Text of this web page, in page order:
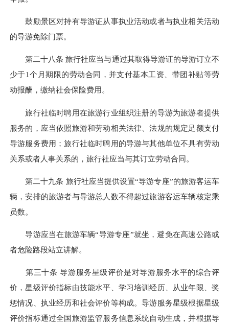
鼓励景区对持有导游证从事执业活动或者与执业相关活动
的导游免除门票。
第二十八条 旅行社应当与通过其取得导游证的导游订立不
少于1个月期限的劳动合同，并支付基本工资、带团补贴等劳
动报酬，缴纳社会保险费用。
旅行社临时聘用在旅游行业组织注册的导游为旅游者提供
服务的，应当依照旅游和劳动相关法律、法规的规定足额支付
导游服务费用；旅行社临时聘用的导游与其他单位不具有劳动
关系或者人事关系的，旅行社应当与其订立劳动合同。
第二十九条 旅行社应当提供设置“导游专座”的旅游客运车
辆，安排的旅游者与导游总人数不得超过旅游客运车辆核定乘
员数。
导游应当在旅游车辆“导游专座”就坐，避免在高速公路或
者危险路段站立讲解。
第三十条 导游服务星级评价是对导游服务水平的综合评
价，星级评价指标由技能水平、学习培训经历、从业年限、奖
惩情况、执业经历和社会评价等构成。导游服务星级根据星级
评价指标通过全国旅游监管服务信息系统自动生成，并根据导